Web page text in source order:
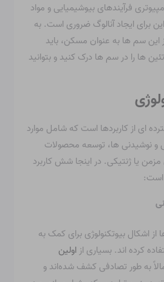
فرآیندهای بیوشیمیایی و مواد
برای ایجاد آنالوگ ضروری است. به
این سم ها به عنوان مسکن، باید
ها را در سم ها درک کنید و بتوانید
ای از کاربردها است که شامل موارد
و نوشیدنی ها، توسعه محصولات
یا ژنتیکی. در اینجا شش کاربرد
است:
اشکال بیوتکنولوژی برای کمک به
کرده اند. بسیاری ازاولین
به طور تصادفی کشف شده‌اند و